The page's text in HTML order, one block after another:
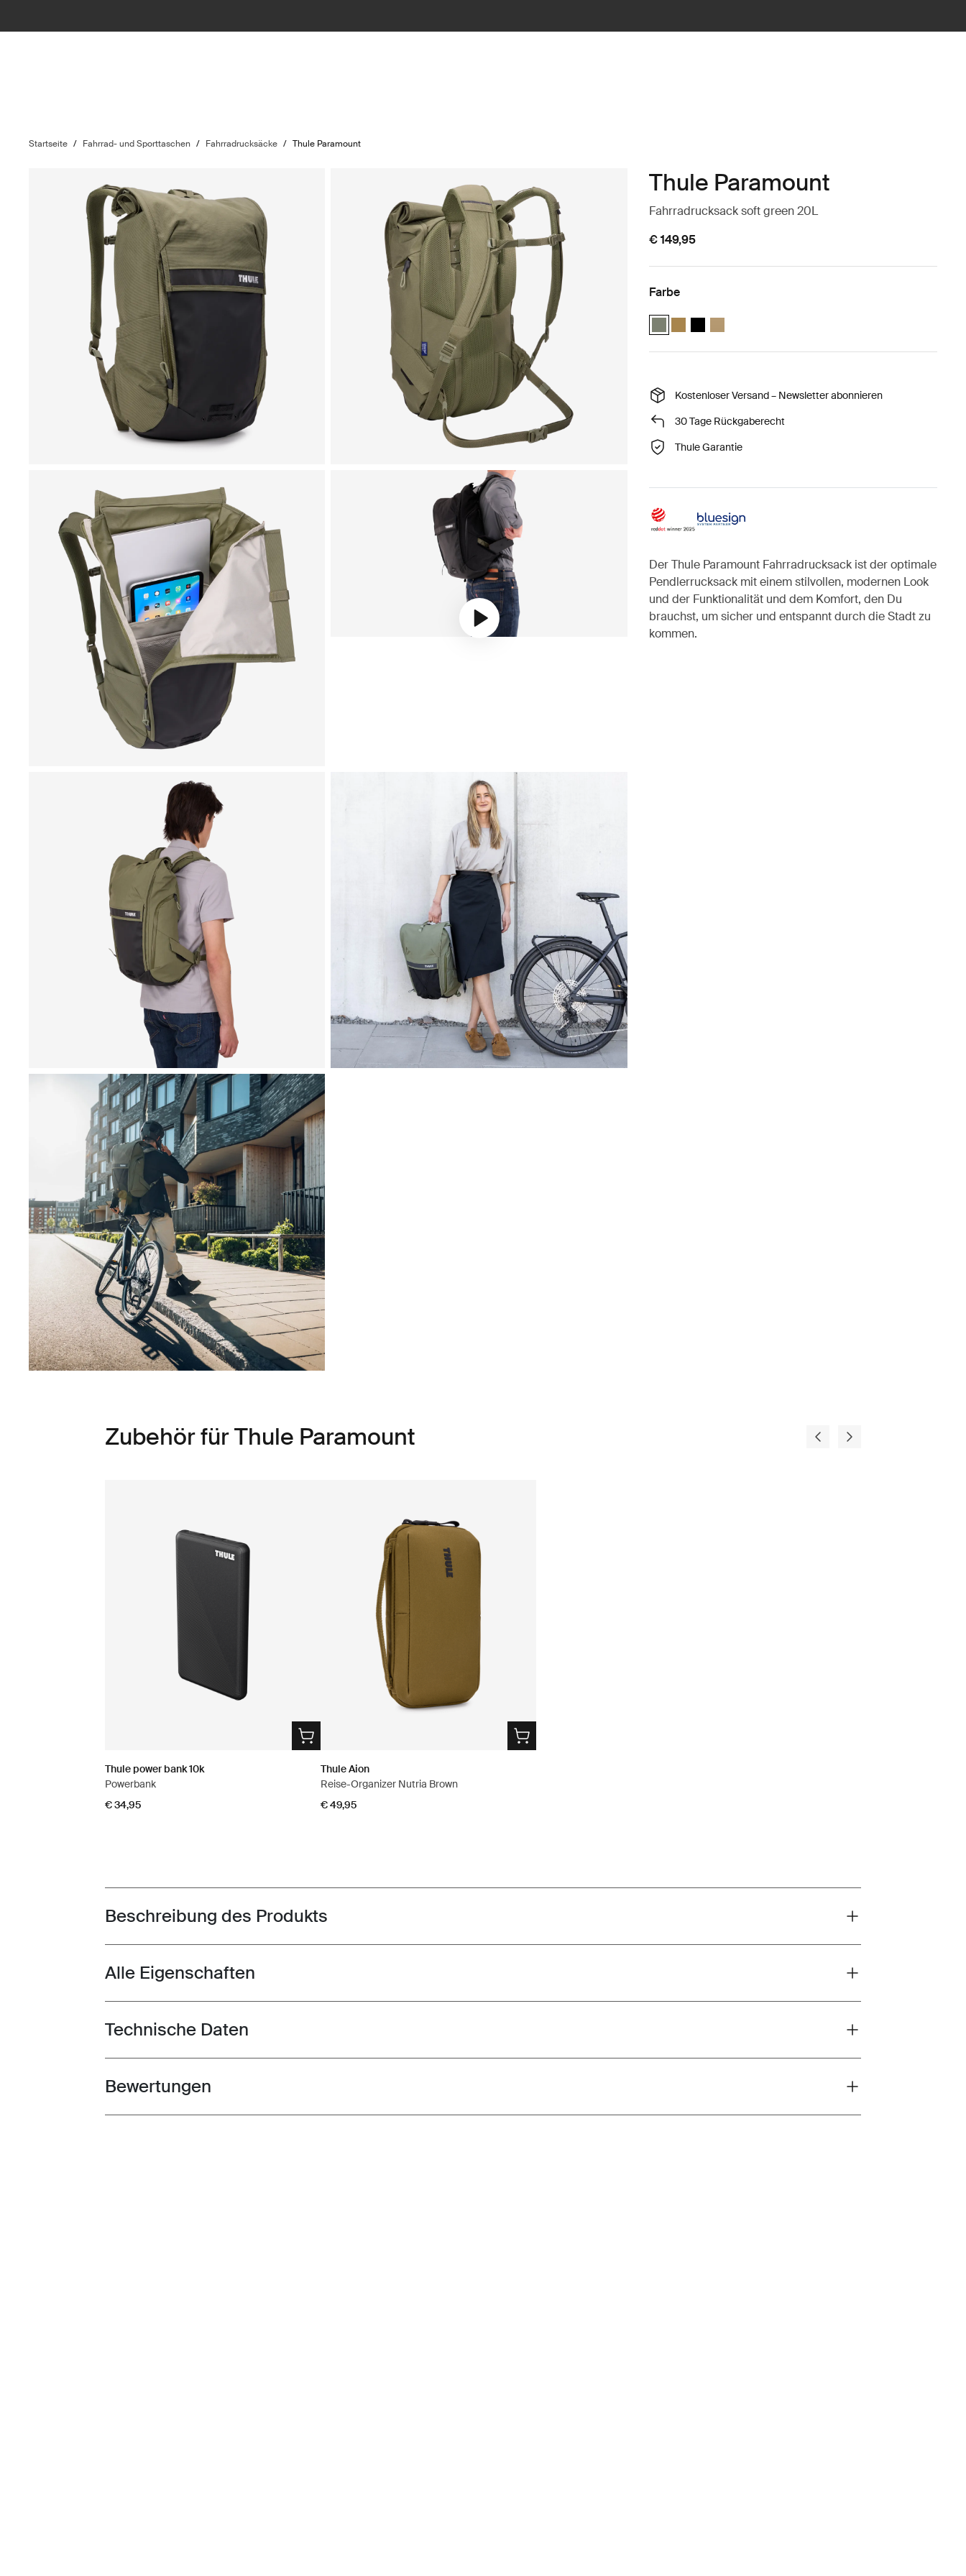
Startseite / Fahrrad- und Sporttaschen / Fahrradrucksäcke / Thule Paramount
Play video
Thule Paramount
Fahrradrucksack soft green 20L
€ 149,95
Farbe
Thule Paramount bike commute backpack 20L Sanftes grün
Thule Paramount bike commute backpack 20L Nutria brown
Thule Paramount bike commute backpack 20L Schwarz
Thule Paramount bike commute backpack 20L Sanftes
Kostenloser Versand – Newsletter abonnieren
30 Tage Rückgaberecht
Thule Garantie
Der Thule Paramount Fahrradrucksack ist der optimale
Pendlerrucksack mit einem stilvollen, modernen Look
und der Funktionalität und dem Komfort, den Du
brauchst, um sicher und entspannt durch die Stadt zu
kommen.
Zubehör für Thule Paramount
Thule power bank 10k
Powerbank
€ 34,95
Thule Aion
Reise-Organizer Nutria Brown
€ 49,95
Toggle overview
Beschreibung des Produkts
Toggle features
Alle Eigenschaften
Toggle techspec
Technische Daten
Toggle overview
Bewertungen